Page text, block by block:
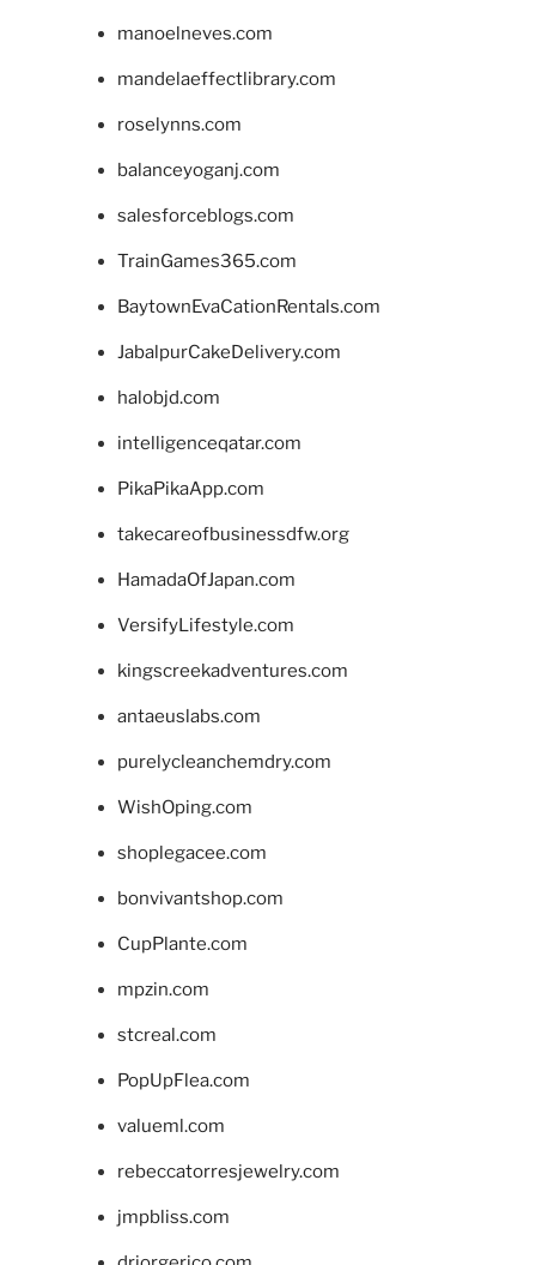
manoelneves.com
mandelaeffectlibrary.com
roselynns.com
balanceyoganj.com
salesforceblogs.com
TrainGames365.com
BaytownEvaCationRentals.com
JabalpurCakeDelivery.com
halobjd.com
intelligenceqatar.com
PikaPikaApp.com
takecareofbusinessdfw.org
HamadaOfJapan.com
VersifyLifestyle.com
kingscreekadventures.com
antaeuslabs.com
purelycleanchemdry.com
WishOping.com
shoplegacee.com
bonvivantshop.com
CupPlante.com
mpzin.com
stcreal.com
PopUpFlea.com
valueml.com
rebeccatorresjewelry.com
jmpbliss.com